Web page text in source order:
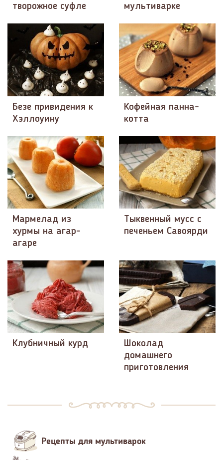
творожное суфле
мультиварке
Безе привидения к
Хэллоуину
Кофейная панна-
котта
Мармелад из
хурмы на агар-
агаре
Тыквенный мусс с
печеньем Савоярди
Клубничный курд
Шоколад
домашнего
приготовления
Рецепты для мультиварок